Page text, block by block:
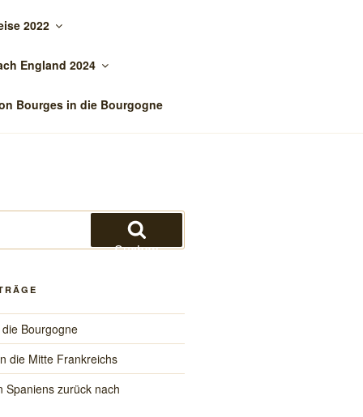
2022
England 2024
Bourges in die Bourgogne
Suchen
Bourgogne
die Mitte Frankreichs
Spaniens zurück nach